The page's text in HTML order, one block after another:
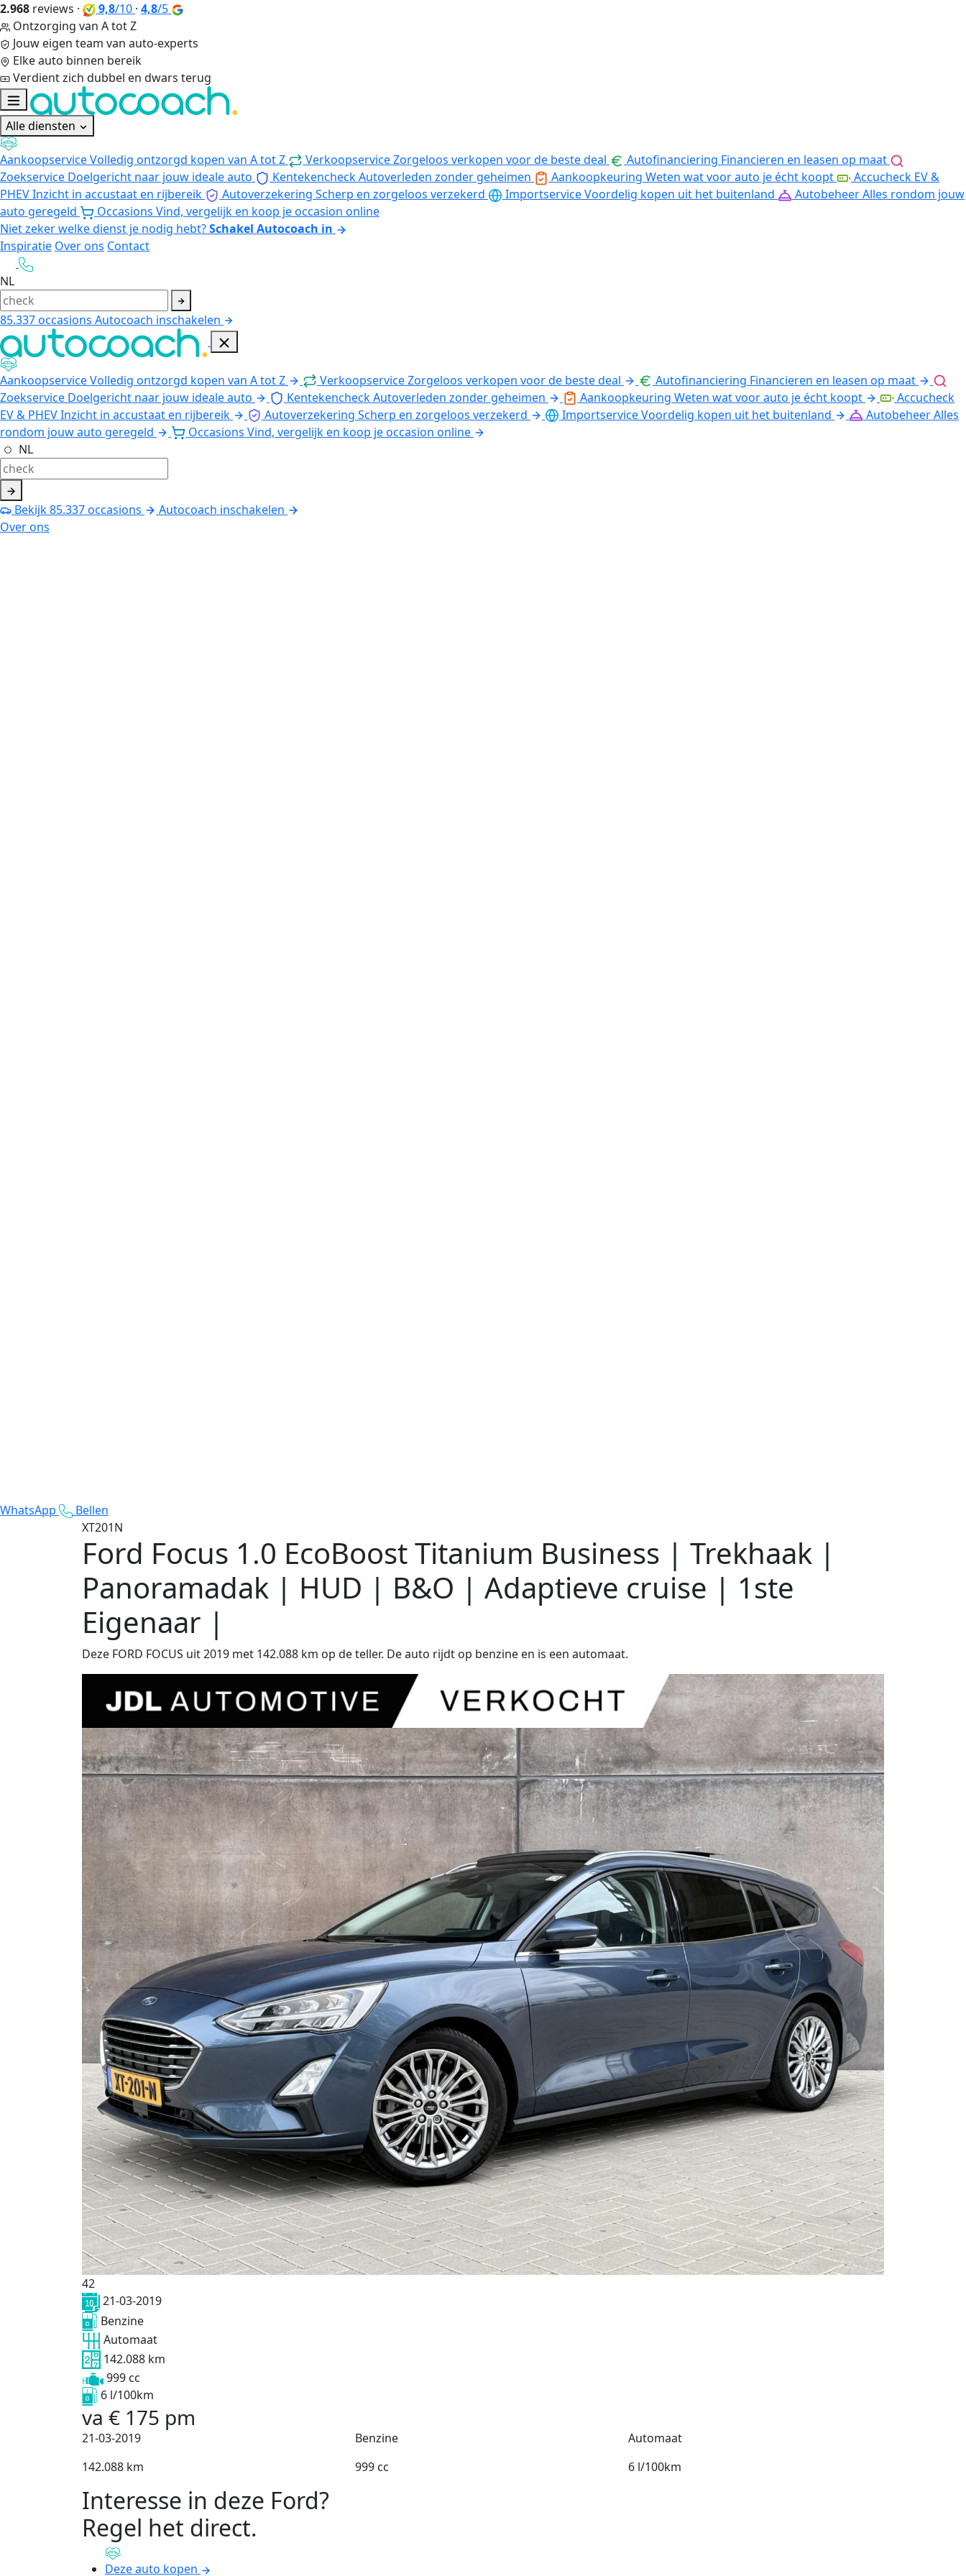
2.968 reviews · 9,8/10 · 4,8/5
Ontzorging van A tot Z
Jouw eigen team van auto-experts
Elke auto binnen bereik
Verdient zich dubbel en dwars terug
Alle diensten
AankoopserviceVolledig ontzorgd kopen van A tot Z VerkoopserviceZorgeloos verkopen voor de beste deal Autofinanciering Financieren en leasen op maat
Zoekservice Doelgericht naar jouw ideale auto KentekencheckAutoverleden zonder geheimen Aankoopkeuring Weten wat voor auto je écht koopt
Accucheck EV &
PHEVInzicht in accustaat en rijbereik Autoverzekering Scherp en zorgeloos verzekerd ImportserviceVoordelig kopen uit het buitenland AutobeheerAlles rondom jouw
auto geregeld
Occasions Vind, vergelijk en koop je occasion online
Niet zeker welke dienst je nodig hebt?Schakel Autocoach in
Inspiratie Over ons Contact
NL
85.337occasions Autocoach inschakelen
AankoopserviceVolledig ontzorgd kopen van A tot Z VerkoopserviceZorgeloos verkopen voor de beste deal Autofinanciering Financieren en leasen op maat
Zoekservice Doelgericht naar jouw ideale auto KentekencheckAutoverleden zonder geheimen Aankoopkeuring Weten wat voor auto je écht koopt
Accucheck
EV & PHEVInzicht in accustaat en rijbereik Autoverzekering Scherp en zorgeloos verzekerd ImportserviceVoordelig kopen uit het buitenland AutobeheerAlles
rondom jouw auto geregeld
Occasions Vind, vergelijk en koop je occasion online
NL
Bekijk85.337occasions
Autocoach inschakelen
Over ons
WhatsApp
Bellen
XT201N
Ford Focus 1.0 EcoBoost Titanium Business | Trekhaak |
Panoramadak | HUD | B&O | Adaptieve cruise | 1ste
Eigenaar |
Deze FORD FOCUS uit 2019 met 142.088 km op de teller. De auto rijdt op benzine en is een automaat.
42
21-03-2019
Benzine
Automaat
142.088 km
999 cc
6 l/100km
va € 175 pm
21-03-2019 Benzine
Automaat
142.088 km
999 cc 6 l/100km
Interesse in deze Ford?
Regel het direct.
Deze auto kopen